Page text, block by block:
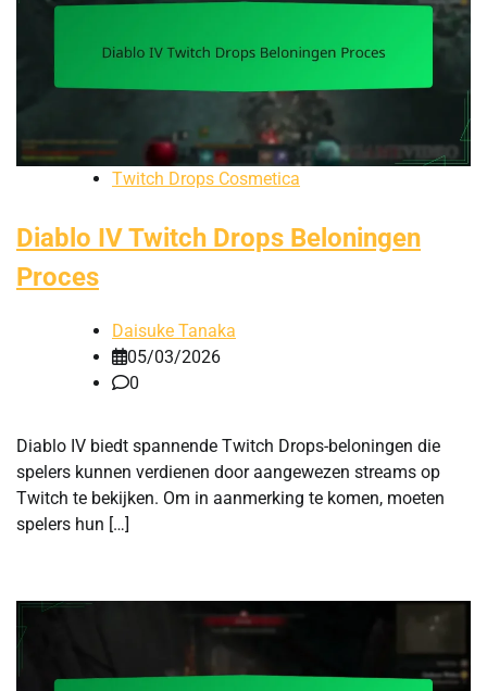
Twitch Drops Cosmetica
Diablo IV Twitch Drops Beloningen
Proces
Daisuke Tanaka
05/03/2026
0
Diablo IV biedt spannende Twitch Drops-beloningen die
spelers kunnen verdienen door aangewezen streams op
Twitch te bekijken. Om in aanmerking te komen, moeten
spelers hun […]